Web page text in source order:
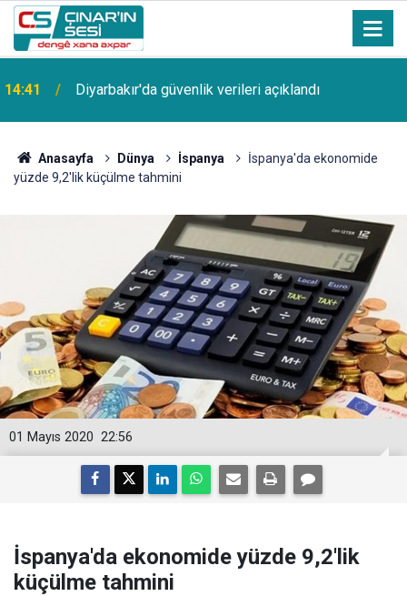
14:41 Diyarbakır'da güvenlik verileri açıklandı
Anasayfa Dünya İspanya
İspanya'da ekonomide
yüzde 9,2'lik küçülme tahmini
22:56
01 Mayıs 2020
İspanya'da ekonomide yüzde 9,2'lik
küçülme tahmini